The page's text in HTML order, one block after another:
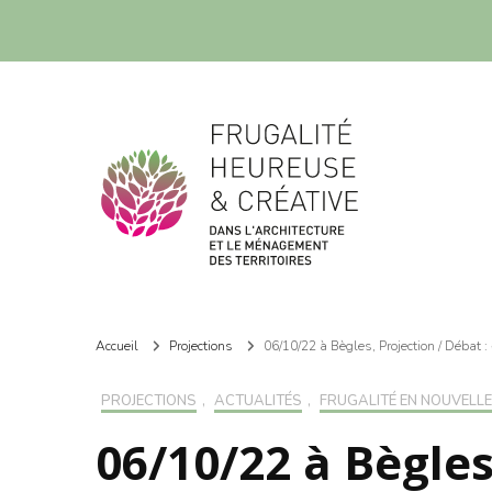
Frugalité dans l'architecture et le ménagement des territoires
Accueil Projections 06/10/22 à Bègles, Projection / Débat
PROJECTIONS , ACTUALITÉS , FRUGALITÉ EN
06/10/22 à